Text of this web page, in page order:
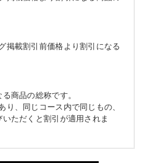
掲載割引前価格より割引になる
商品の総称です。
り、同じコース内で同じもの、
ただくと割引が適用されま